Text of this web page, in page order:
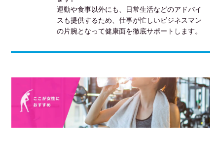
運動や食事以外にも、日常生活などのアドバイ
スも提供するため、仕事が忙しいビジネスマン
の片腕となって健康面を徹底サポートします。